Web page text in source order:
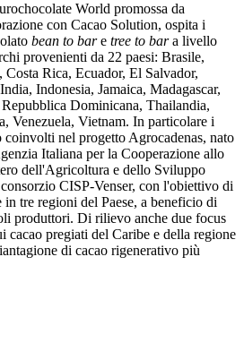
World promossa da
con Cacao Solution, ospita i
bean to bare tree to bara livello
provenienti da 22 paesi: Brasile,
Rica, Ecuador, El Salvador,
Indonesia, Jamaica, Madagascar,
Dominicana, Thailandia,
Venezuela, Vietnam. In particolare i
coinvolti nel progetto Agrocadenas, nato
Italiana per la Cooperazione allo
dell'Agricoltura e dello Sviluppo
CISP-Venser, con l'obiettivo di
tre regioni del Paese, a beneficio di
produttori. Di rilievo anche due focus
cacao pregiati del Caribe e della regione
di cacao rigenerativo più